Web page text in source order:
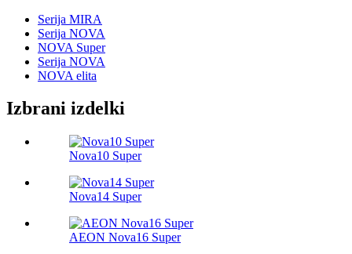
Serija MIRA
Serija NOVA
NOVA Super
Serija NOVA
NOVA elita
Izbrani izdelki
Nova10 Super
Nova14 Super
AEON Nova16 Super